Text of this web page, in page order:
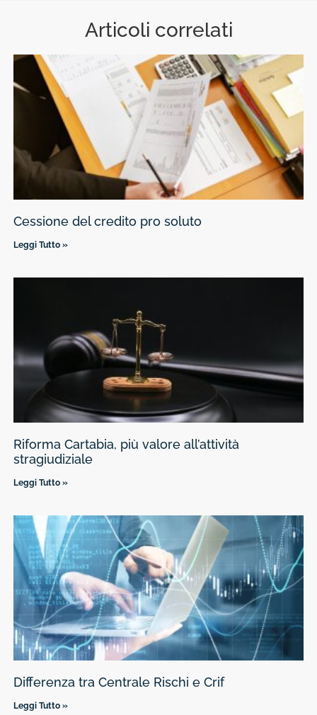
Articoli correlati
Cessione del credito pro soluto
Leggi Tutto »
Riforma Cartabia, più valore all’attività
stragiudiziale
Leggi Tutto »
Differenza tra Centrale Rischi e Crif
Leggi Tutto »